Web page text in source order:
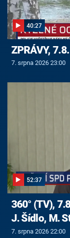
40:27
ZPRÁVY,
7. srpna 2026 23:00
52:37
360° (TV),
J. Šídlo, M.
7. srpna 2026 22:00